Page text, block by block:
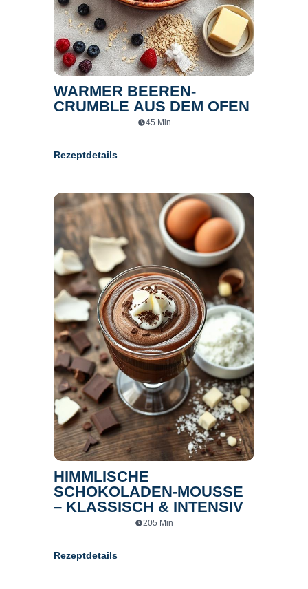
WARMER BEEREN-
CRUMBLE AUS DEM OFEN
45 Min
Rezeptdetails
HIMMLISCHE
SCHOKOLADEN-MOUSSE
– KLASSISCH & INTENSIV
205 Min
Rezeptdetails